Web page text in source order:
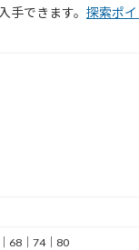
できます。 探索ポ
68｜74｜80